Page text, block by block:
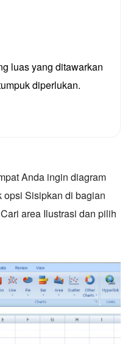
luas yang ditawarkan
diperlukan.
Anda ingin diagram
Sisipkan di bagian
area Ilustrasi dan pilih